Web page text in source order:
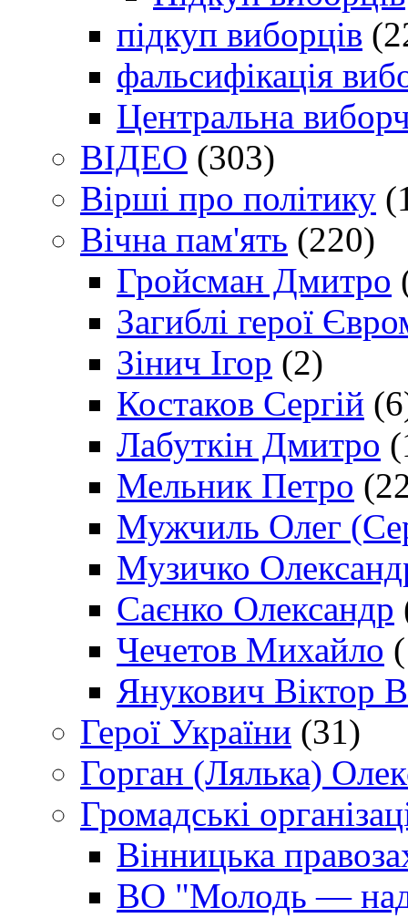
підкуп виборців
фальсифікація
Центральна
ВІДЕО (303)
Вірші про політику
Вічна пам'ять (220)
Гройсман Дмитро
Загиблі герої
Зінич Ігор (2)
Костаков Сергій
Лабуткін Дмитро
Мельник Петро
Мужчиль Олег
Музичко
Саєнко Олександр
Чечетов Михайло
Янукович Віктор
Герої України (31)
Горган (Лялька)
Громадські
Вінницька
ВО "Молодь —